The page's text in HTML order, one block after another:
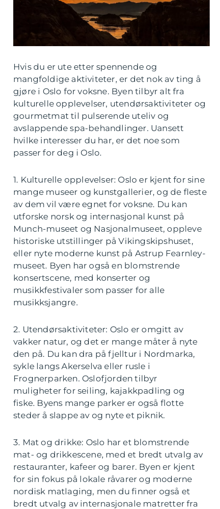
Hvis du er ute etter spennende og
mangfoldige aktiviteter, er det nok av ting å
gjøre i Oslo for voksne. Byen tilbyr alt fra
kulturelle opplevelser, utendørsaktiviteter og
gourmetmat til pulserende uteliv og
avslappende spa-behandlinger. Uansett
hvilke interesser du har, er det noe som
passer for deg i Oslo.
1. Kulturelle opplevelser: Oslo er kjent for sine
mange museer og kunstgallerier, og de fleste
av dem vil være egnet for voksne. Du kan
utforske norsk og internasjonal kunst på
Munch-museet og Nasjonalmuseet, oppleve
historiske utstillinger på Vikingskipshuset,
eller nyte moderne kunst på Astrup Fearnley-
museet. Byen har også en blomstrende
konsertscene, med konserter og
musikkfestivaler som passer for alle
musikksjangre.
2. Utendørsaktiviteter: Oslo er omgitt av
vakker natur, og det er mange måter å nyte
den på. Du kan dra på fjelltur i Nordmarka,
sykle langs Akerselva eller rusle i
Frognerparken. Oslofjorden tilbyr
muligheter for seiling, kajakkpadling og
fiske. Byens mange parker er også flotte
steder å slappe av og nyte et piknik.
3. Mat og drikke: Oslo har et blomstrende
mat- og drikkescene, med et bredt utvalg av
restauranter, kafeer og barer. Byen er kjent
for sin fokus på lokale råvarer og moderne
nordisk matlaging, men du finner også et
bredt utvalg av internasjonale matretter fra